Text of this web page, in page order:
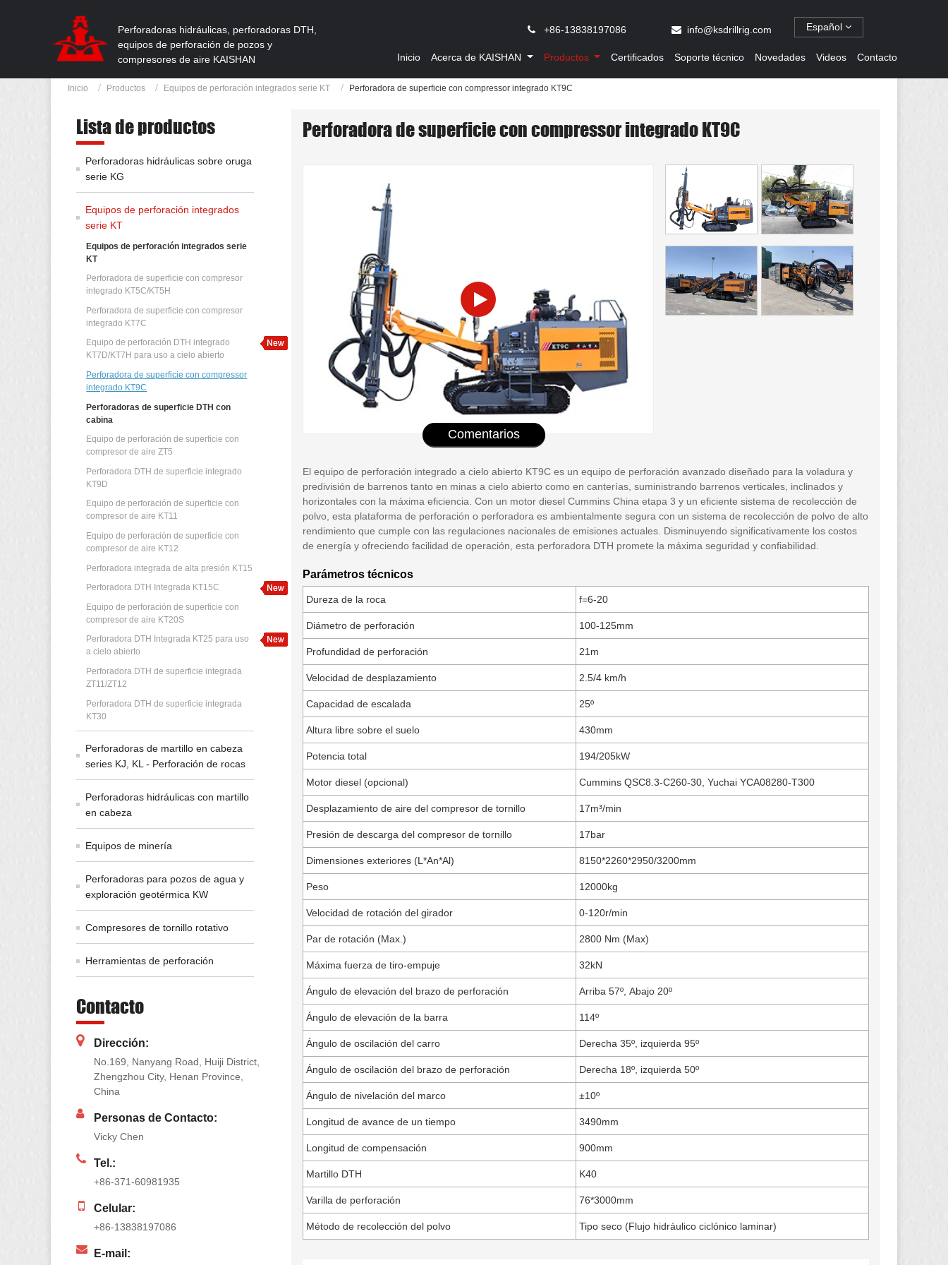
Perforadoras hidráulicas, perforadoras DTH,
equipos de perforación de pozos y
compresores de aire KAISHAN
Español
+86-13838197086 info@ksdrillrig.com
Inicio Acerca de KAISHAN Productos Certificados Soporte técnico Novedades Videos Contacto
Inicio Productos Equipos de perforación integrados serie KT Perforadora de superficie con compressor integrado KT9C
Perforadora de superficie con compressor integrado KT9C
Comentarios
El equipo de perforación integrado a cielo abierto KT9C es un equipo de perforación avanzado diseñado para la voladura y
predivisión de barrenos tanto en minas a cielo abierto como en canterías, suministrando barrenos verticales, inclinados y
horizontales con la máxima eficiencia. Con un motor diesel Cummins China etapa 3 y un eficiente sistema de recolección de
polvo, esta plataforma de perforación o perforadora es ambientalmente segura con un sistema de recolección de polvo de alto
rendimiento que cumple con las regulaciones nacionales de emisiones actuales. Disminuyendo significativamente los costos
de energía y ofreciendo facilidad de operación, esta perforadora DTH promete la máxima seguridad y confiabilidad.
Parámetros técnicos
Dureza de la roca f=6-20
Diámetro de perforación 100-125mm
Profundidad de perforación 21m
Velocidad de desplazamiento 2.5/4 km/h
Capacidad de escalada 25º
Altura libre sobre el suelo 430mm
Potencia total 194/205kW
Motor diesel (opcional) Cummins QSC8.3-C260-30, Yuchai YCA08280-T300
Desplazamiento de aire del compresor de tornillo 17m³/min
Presión de descarga del compresor de tornillo 17bar
Dimensiones exteriores (L*An*Al) 8150*2260*2950/3200mm
Peso 12000kg
Velocidad de rotación del girador 0-120r/min
Par de rotación (Max.) 2800 Nm (Max)
Máxima fuerza de tiro-empuje 32kN
Ángulo de elevación del brazo de perforación Arriba 57º, Abajo 20º
Ángulo de elevación de la barra 114º
Ángulo de oscilación del carro Derecha 35º, izquierda 95º
Ángulo de oscilación del brazo de perforación Derecha 18º, izquierda 50º
Ángulo de nivelación del marco ±10º
Longitud de avance de un tiempo 3490mm
Longitud de compensación 900mm
Martillo DTH K40
Varilla de perforación 76*3000mm
Método de recolección del polvo Tipo seco (Flujo hidráulico ciclónico laminar)
Lista de productos
Perforadoras hidráulicas sobre oruga
serie KG
Equipos de perforación integrados
serie KT
Equipos de perforación integrados serie
KT
Perforadora de superficie con compresor
integrado KT5C/KT5H
Perforadora de superficie con compresor
integrado KT7C
Equipo de perforación DTH integrado
KT7D/KT7H para uso a cielo abierto
Perforadora de superficie con compressor
integrado KT9C
Perforadoras de superficie DTH con
cabina
Equipo de perforación de superficie con
compresor de aire ZT5
Perforadora DTH de superficie integrado
KT9D
Equipo de perforación de superficie con
compresor de aire KT11
Equipo de perforación de superficie con
compresor de aire KT12
Perforadora integrada de alta presión KT15
Perforadora DTH Integrada KT15C
Equipo de perforación de superficie con
compresor de aire KT20S
Perforadora DTH Integrada KT25 para uso
a cielo abierto
Perforadora DTH de superficie integrada
ZT11/ZT12
Perforadora DTH de superficie integrada
KT30
Perforadoras de martillo en cabeza
series KJ, KL - Perforación de rocas
Perforadoras hidráulicas con martillo
en cabeza
Equipos de minería
Perforadoras para pozos de agua y
exploración geotérmica KW
Compresores de tornillo rotativo
Herramientas de perforación
Contacto
Dirección:
No.169, Nanyang Road, Huiji District,
Zhengzhou City, Henan Province,
China
Personas de Contacto:
Vicky Chen
Tel.:
+86-371-60981935
Celular:
+86-13838197086
E-mail: